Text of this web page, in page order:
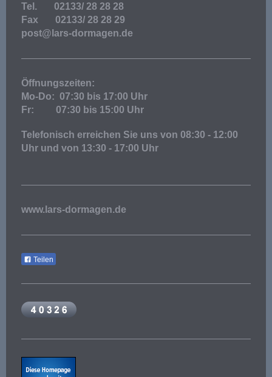
Tel. 02133/ 28 28 28
Fax 02133/ 28 28 29
post@lars-dormagen.de
Öffnungszeiten:
Mo-Do: 07:30 bis 17:00 Uhr
Fr: 07:30 bis 15:00 Uhr
Telefonisch erreichen Sie uns von 08:30 - 12:00
Uhr und von 13:30 - 17:00 Uhr
www.lars-dormagen.de
Teilen